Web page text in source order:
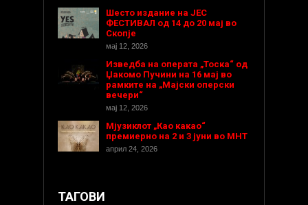
Шесто издание на ЈЕС
ФЕСТИВАЛ од 14 до 20 мај во
Скопје
мај 12, 2026
Изведба на операта „Тоска“ од
Џакомо Пучини на 16 мај во
рамките на „Мајски оперски
вечери“
мај 12, 2026
Мјузиклот „Као какао“
премиерно на 2 и 3 јуни во МНТ
април 24, 2026
ТАГОВИ